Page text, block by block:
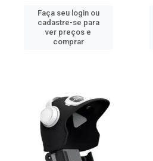
Faça seu login ou
cadastre-se para
ver preços e
comprar